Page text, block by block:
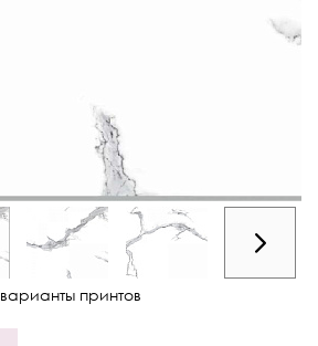
варианты принтов